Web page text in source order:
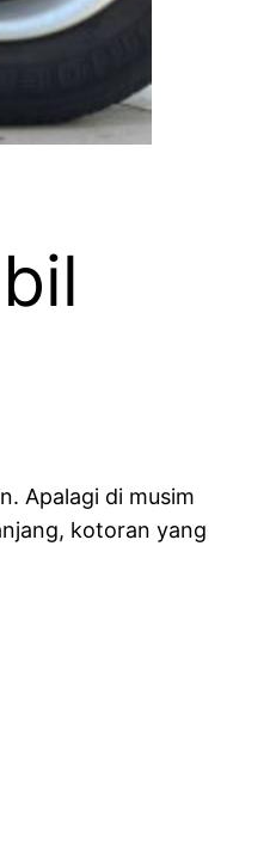
Apalagi di musim
kotoran yang